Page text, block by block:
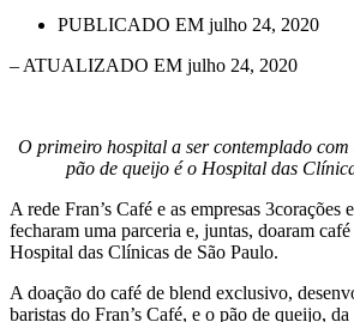
PUBLICADO EM julho 24, 2020
– ATUALIZADO EM julho 24, 2020
O primeiro hospital a ser contemplado com
pão de queijo é o Hospital das
A rede Fran’s Café e as empresas 3corações
fecharam uma parceria e, juntas, doaram
Hospital das Clínicas de São Paulo.
A doação do café de blend exclusivo,
baristas do Fran’s Café, e o pão de queijo,